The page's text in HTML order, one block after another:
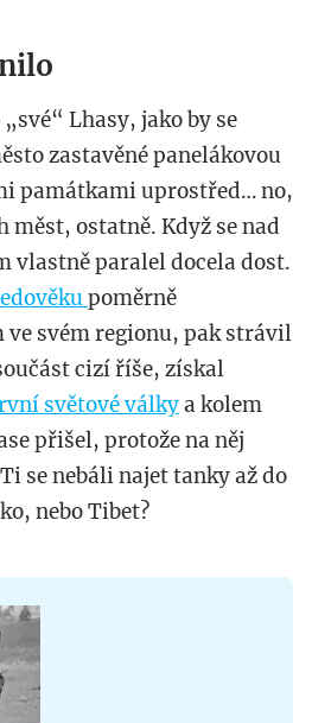
Lhasy, jako by se
zastavěné panelákovou
památkami uprostřed… no,
měst, ostatně. Když se nad
vlastně paralel docela dost.
poměrně
ve svém regionu, pak strávil
cizí říše, získal
světové válkya kolem
přišel, protože na něj
se nebáli najet tanky až do
nebo Tibet?